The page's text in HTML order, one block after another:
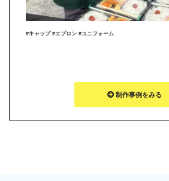
#キャップ #エプロン #ユニフォーム
制作事例をみる